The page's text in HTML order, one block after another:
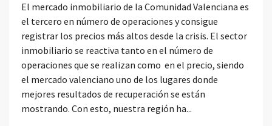
El mercado inmobiliario de la Comunidad Valenciana es
el tercero en número de operaciones y consigue
registrar los precios más altos desde la crisis. El sector
inmobiliario se reactiva tanto en el número de
operaciones que se realizan como en el precio, siendo
el mercado valenciano uno de los lugares donde
mejores resultados de recuperación se están
mostrando. Con esto, nuestra región ha...